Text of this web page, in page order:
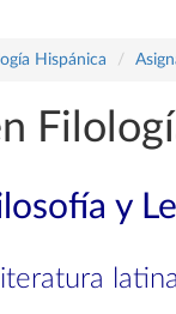
Hispánica
y
latina